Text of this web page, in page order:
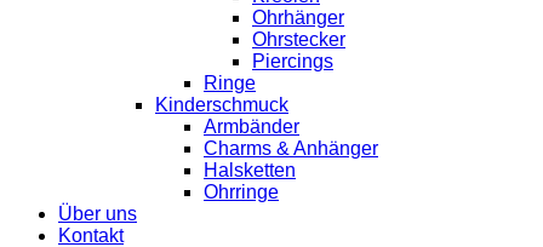
Ohrhänger
Ohrstecker
Piercings
Ringe
Kinderschmuck
Armbänder
Charms & Anhänger
Halsketten
Ohrringe
Über uns
Kontakt